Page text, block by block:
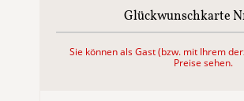
Glückwunschkarte
Sie können als Gast (bzw. mit Ihrem
Preise sehen.